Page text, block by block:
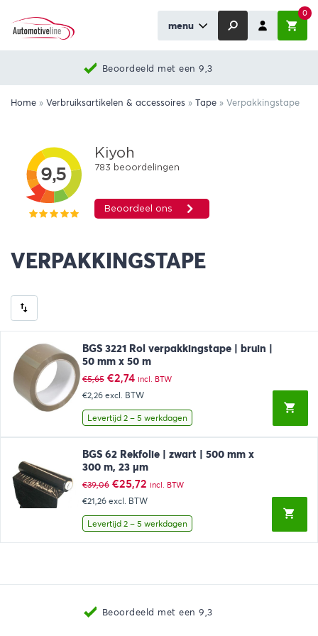
menu
0
Beoordeeld met een 9,3
Home » Verbruiksartikelen & accessoires » Tape » Verpakkingstape
VERPAKKINGSTAPE
BGS 3221 Rol verpakkingstape | bruin |
50 mm x 50 m
€5,65 Oorspronkelijke
prijs
was:
€5,65.
€2,74Huidige
prijs
is:
€2,74.
incl. BTW
€2,26 excl. BTW
Levertijd 2 – 5 werkdagen
BGS 62 Rekfolie | zwart | 500 mm x
300 m, 23 µm
€39,06 Oorspronkelijke
prijs
was:
€39,06.
€25,72Huidige
prijs
is:
€25,72.
incl. BTW
€21,26 excl. BTW
Levertijd 2 – 5 werkdagen
Beoordeeld met een 9,3